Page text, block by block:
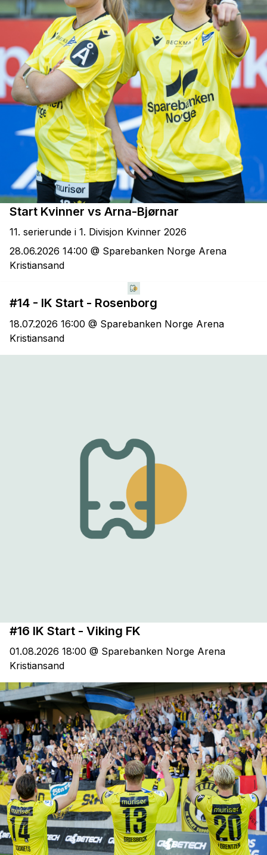
Start Kvinner vs Arna-Bjørnar
11. serierunde i 1. Divisjon Kvinner 2026
28.06.2026 14:00 @ Sparebanken Norge Arena
Kristiansand
#14 - IK Start - Rosenborg
18.07.2026 16:00 @ Sparebanken Norge Arena
Kristiansand
#16 IK Start - Viking FK
01.08.2026 18:00 @ Sparebanken Norge Arena
Kristiansand